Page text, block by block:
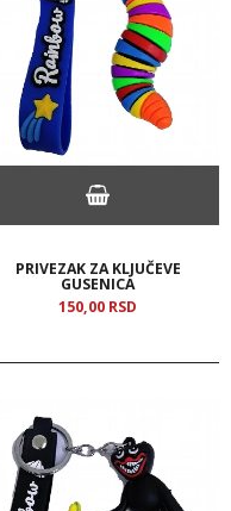
PRIVEZAK ZA KLJUČEVE
GUSENICA
150,00 RSD